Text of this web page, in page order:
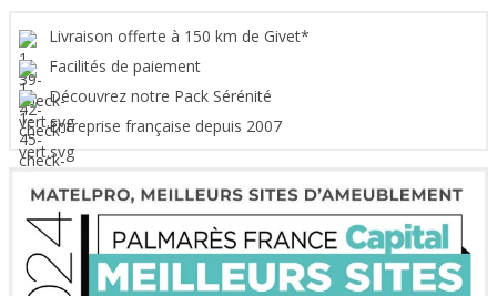
Livraison offerte à 150 km de Givet*
Facilités de paiement
Découvrez notre Pack Sérénité
Entreprise française depuis 2007